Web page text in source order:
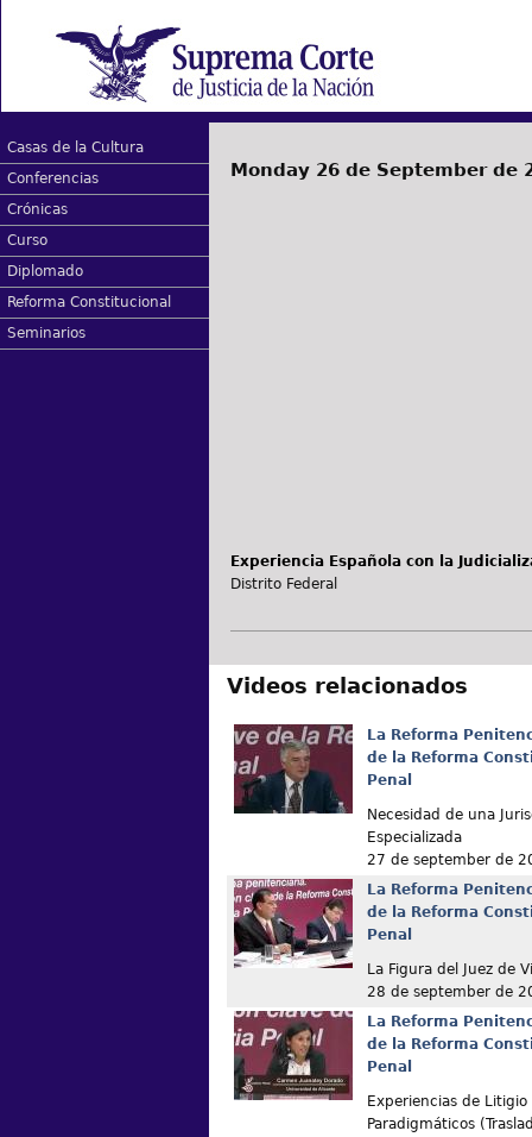
Casas de la Cultura
Conferencias
Crónicas
Curso
Diplomado
Reforma Constitucional
Seminarios
Monday 26 de September de
Experiencia Española con la
Distrito Federal
Videos relacionados
La Reforma
de la Reforma
Penal
Necesidad de una
Especializada
27 de september de
La Reforma
de la Reforma
Penal
La Figura del Juez de
28 de september de
La Reforma
de la Reforma
Penal
Experiencias de Litigio
Paradigmáticos